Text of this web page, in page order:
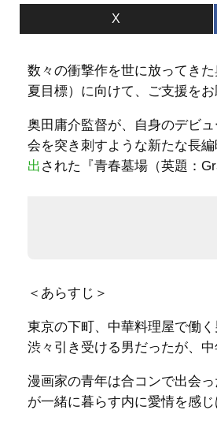
X
数々の衝撃作を世に放ってき
夏目標）に向けて、ご支援をお
奥田庸介監督が、自身のデビ
会を突き刺すような新たな長編
出 された『青春墓場（英題：
＜あらすじ＞
東京の下町、中華料理屋で働
渋々引き受ける男だったが、
漫画家の青年は合コンで出会
が一緒に暮らす内に愛情を感